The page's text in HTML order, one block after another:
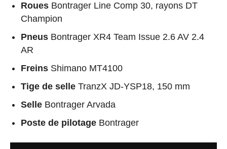
Roues Bontrager Line Comp 30, rayons DT
Champion
Pneus Bontrager XR4 Team Issue 2.6 AV 2.4
AR
Freins Shimano MT4100
Tige de selle TranzX JD-YSP18, 150 mm
Selle Bontrager Arvada
Poste de pilotage Bontrager